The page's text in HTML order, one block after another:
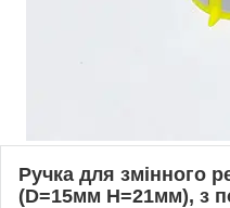
Ручка для змінного
(D=15мм H=21мм), з